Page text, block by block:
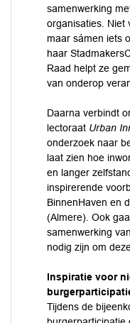
samenwerking
organisaties. Niet
maar sámen iets
haar
Raad helpt ze
van onderop
Daarna verbindt
lectoraat Urban
onderzoek naar
laat zien hoe
en langer
inspirerende
BinnenHaven en
(Almere). Ook
samenwerking
nodig zijn om
Inspiratie voor
Tijdens de